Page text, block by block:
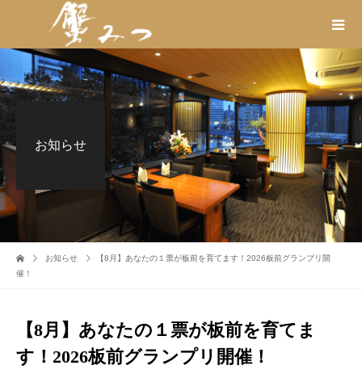
お知らせ
お知らせ
【8月】あなたの１票が板前を育てます！2026板前グランプリ開
催！
【8月】あなたの１票が板前を育てま
す！2026板前グランプリ開催！